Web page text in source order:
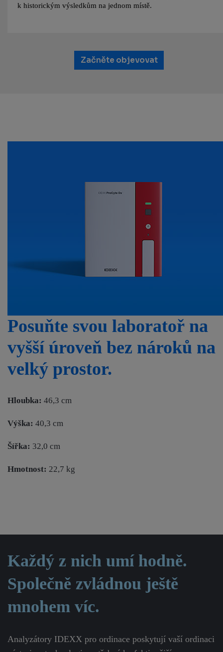
k historickým výsledkům na jednom místě.
Začněte objevovat
Posuňte svou laboratoř na
vyšší úroveň bez nároků na
velký prostor.
Hloubka: 46,3 cm
Výška: 40,3 cm
Šířka: 32,0 cm
Hmotnost: 22,7 kg
Každý z nich umí hodně.
Společně zvládnou ještě
mnohem víc.
Analyzátory IDEXX pro ordinace poskytují vaší ordinaci